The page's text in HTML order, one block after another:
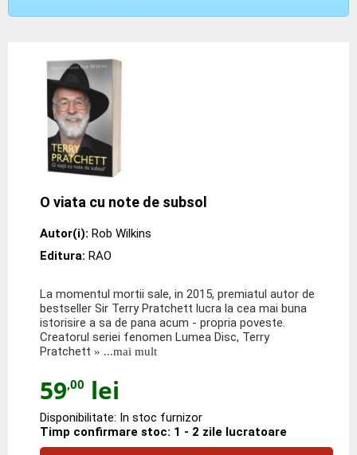
O viata cu note de subsol
Autor(i): Rob Wilkins
Editura: RAO
La momentul mortii sale, in 2015, premiatul autor de
bestseller Sir Terry Pratchett lucra la cea mai buna
istorisire a sa de pana acum - propria poveste.
Creatorul seriei fenomen Lumea Disc, Terry
Pratchett » ...mai mult
59,00 lei
Disponibilitate: In stoc furnizor
Timp confirmare stoc: 1 - 2 zile lucratoare